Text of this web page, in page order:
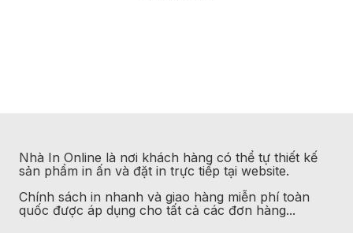
Nhà In Online là nơi khách hàng có thể tự thiết kế
sản phẩm in ấn và đặt in trực tiếp tại website.
Chính sách in nhanh và giao hàng miễn phí toàn
quốc được áp dụng cho tất cả các đơn hàng...